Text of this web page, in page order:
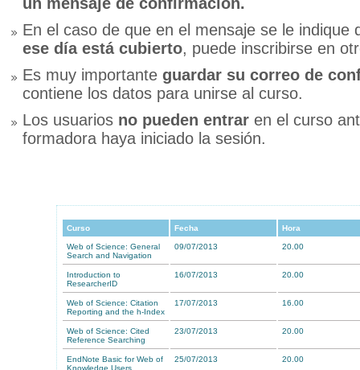
En el caso de que en el mensaje se le indique
ese día está cubierto, puede inscribirse en
Es muy importante guardar su correo de
contiene los datos para unirse al curso.
Los usuarios no pueden entrar en el curso
formadora haya iniciado la sesión.
Curso Fecha Hora
Web of Science: General
Search and Navigation
09/07/2013 20.00
Introduction to
ResearcherID
16/07/2013 20.00
Web of Science: Citation
Reporting and the h-Index
17/07/2013 16.00
Web of Science: Cited
Reference Searching
23/07/2013 20.00
EndNote Basic for Web of
Knowledge Users
25/07/2013 20.00